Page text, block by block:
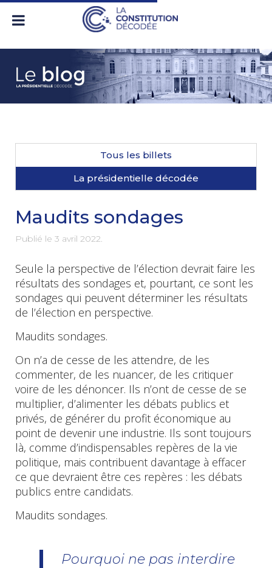
Tous les billets
La présidentielle décodée
Maudits sondages
Publié le 3 avril 2022
Seule la perspective de l’élection devrait faire les
résultats des sondages et, pourtant, ce sont les
sondages qui peuvent déterminer les résultats
de l’élection en perspective.
Maudits sondages.
On n’a de cesse de les attendre, de les
commenter, de les nuancer, de les critiquer
voire de les dénoncer. Ils n’ont de cesse de se
multiplier, d’alimenter les débats publics et
privés, de générer du profit économique au
point de devenir une industrie. Ils sont toujours
là, comme d’indispensables repères de la vie
politique, mais contribuent davantage à effacer
ce que devraient être ces repères : les débats
publics entre candidats.
Maudits sondages.
Pourquoi ne pas interdire